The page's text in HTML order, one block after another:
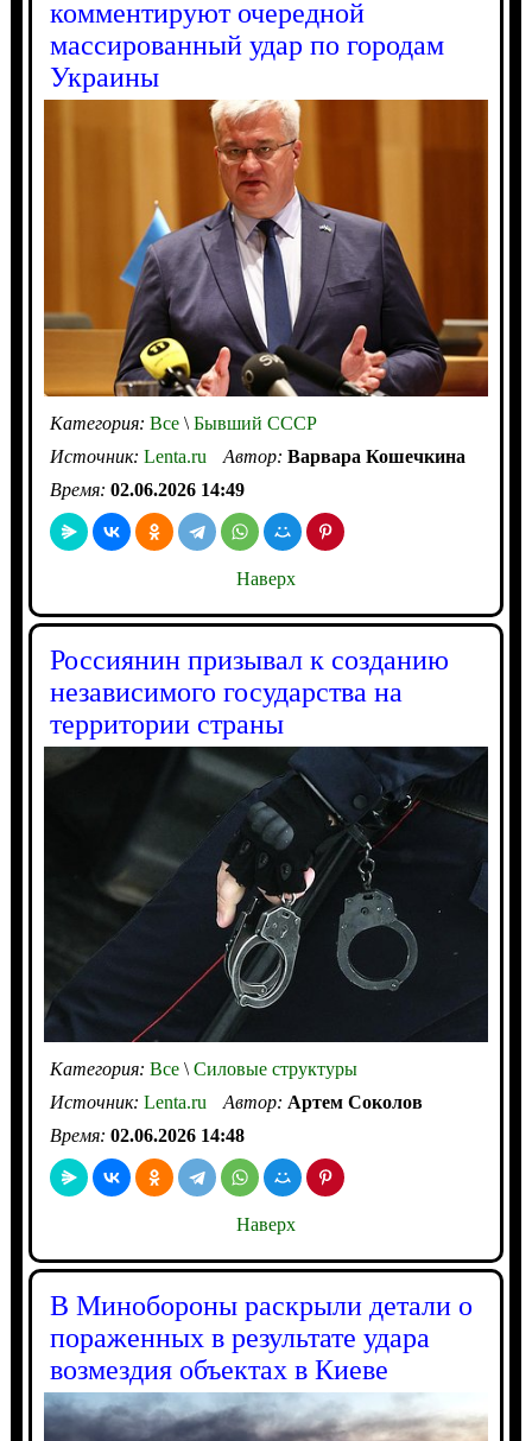
комментируют очередной
массированный удар по городам
Украины
Категория: Все\Бывший СССР
Источник: Lenta.ru Автор: Варвара Кошечкина
Время: 02.06.2026 14:49
Наверх
Россиянин призывал к созданию
независимого государства на
территории страны
Категория: Все\Силовые структуры
Источник: Lenta.ru Автор: Артем Соколов
Время: 02.06.2026 14:48
Наверх
В Минобороны раскрыли детали о
пораженных в результате удара
возмездия объектах в Киеве